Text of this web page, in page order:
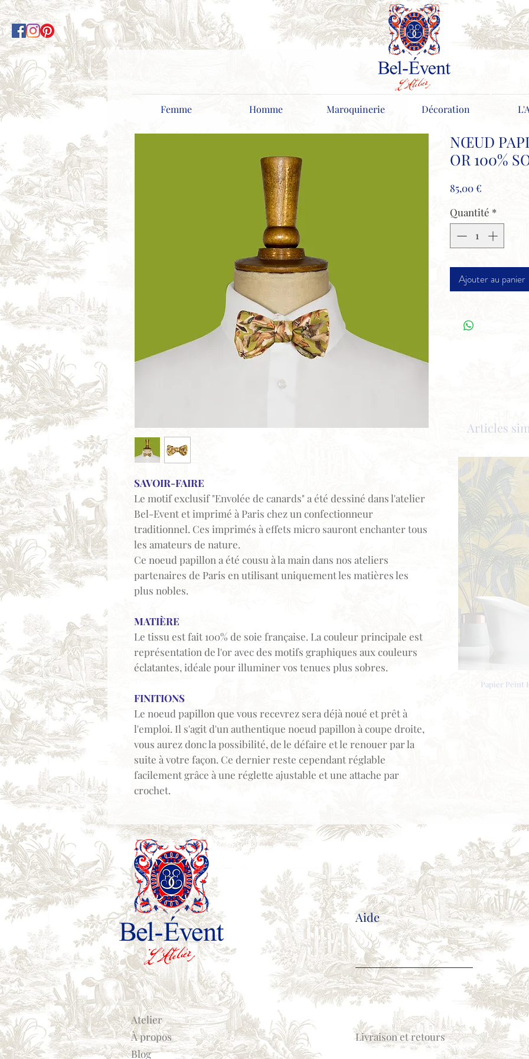
Femme Homme Maroquinerie Décoration
Articles
Papier Peint
SAVOIR-FAIRE
Le motif exclusif "Envolée de canards" a été dessiné dans l'atelier
Bel-Event et imprimé à Paris chez un confectionneur
traditionnel. Ces imprimés à effets micro sauront enchanter tous
les amateurs de nature.
Ce noeud papillon a été cousu à la main dans nos ateliers
partenaires de Paris en utilisant uniquement les matières les
plus nobles.
MATIÈRE
Le tissu est fait 100% de soie française. La couleur principale est
représentation de l'or avec des motifs graphiques aux couleurs
éclatantes, idéale pour illuminer vos tenues plus sobres.
FINITIONS
Le noeud papillon que vous recevrez sera déjà noué et prêt à
l'emploi. Il s'agit d'un authentique noeud papillon à coupe droite,
vous aurez donc la possibilité, de le défaire et le renouer par la
suite à votre façon. Ce dernier reste cependant réglable
facilement grâce à une réglette ajustable et une attache par
crochet.
NŒUD
OR 100%
85,00 €
Quantité *
Ajouter au panier
Aide
Atelier
À propos
Blog
Livraison et retours